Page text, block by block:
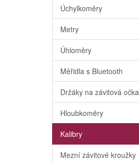
Úchylkoměry
Metry
Úhloměry
Měřidla s Bluetooth
Držáky na závitová očka
Hloubkoměry
Kalibry
Mezní závitové kroužky